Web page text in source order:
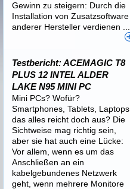
Gewinn zu steigern: Durch die
Installation von Zusatzsoftware
anderer Hersteller verdienen ...
Testbericht: ACEMAGIC T8
PLUS 12 INTEL ALDER
LAKE N95 MINI PC
Mini PCs? Wofür?
Smartphones, Tablets, Laptops,
das alles reicht doch aus? Die
Sichtweise mag richtig sein,
aber sie hat auch eine Lücke:
Vor allem, wenn es um das
Anschließen an ein
kabelgebundenes Netzwerk
geht, wenn mehrere Monitore